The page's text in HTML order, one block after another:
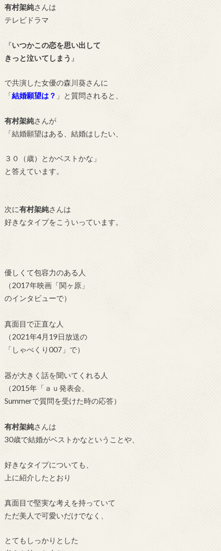
有村架純さんは
テレビドラマ
『いつかこの恋を思い出して
きっと泣いてしまう 』
で共演した女優の森川葵さんに
「結婚願望は？ 」と質問されると、
有村架純さんが
「結婚願望はある、結婚はしたい、
３０（歳）とかベストかな」
と答えています。
次に有村架純さんは
好きなタイプをこういっています。
優しくて包容力のある人
（2017年映画「関ヶ原」
のインタビューで）
真面目で正直な人
（2021年4月19日放送の
「しゃべくり007」で）
器が大きく話を聞いてくれる人
（2015年「ａｕ発表会、
Summerで質問を受けた時の応答）
有村架純さんは
30歳で結婚がベストかなということや、
好きなタイプについても、
上に紹介したとおり
真面目で堅実な考えを持っていて
ただ美人で可愛いだけでなく、
とてもしっかりとした